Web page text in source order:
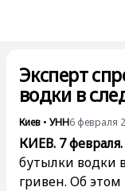
Эксперт
водки в
Киев • УНН6 февраля
КИЕВ. 7
бутылки водки
гривен. Об